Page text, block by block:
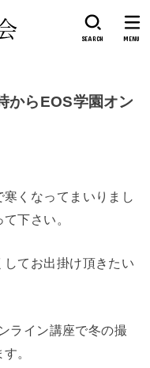
SEARCH MENU
からEOS学園オン
くなってまいりまし
下さい。
てお出掛け頂きたい
ライン講座で冬の撮
。